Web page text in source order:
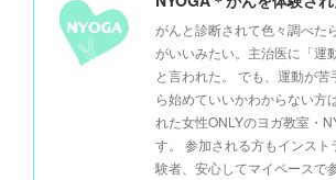
がんと診断されて色々調べた
がいいみたい。主治医に「運
と言われた。 でも、運動が
ら始めていいかわからない方
れた女性ONLYのヨガ教室・
す。 参加される方もインスト
験者、安心してマイペースで